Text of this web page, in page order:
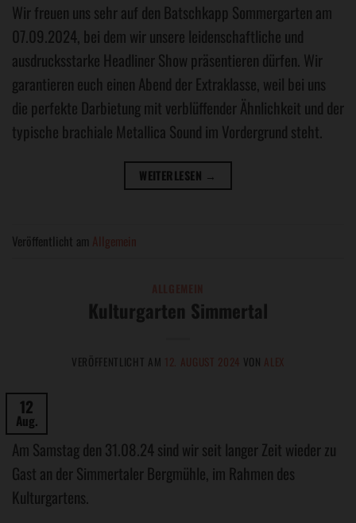
Wir freuen uns sehr auf den Batschkapp Sommergarten am
07.09.2024, bei dem wir unsere leidenschaftliche und
ausdrucksstarke Headliner Show präsentieren dürfen. Wir
garantieren euch einen Abend der Extraklasse, weil bei uns
die perfekte Darbietung mit verblüffender Ähnlichkeit und der
typische brachiale Metallica Sound im Vordergrund steht.
WEITERLESEN →
Veröffentlicht am Allgemein
Kulturgarten Simmertal
VERÖFFENTLICHT AM 12. AUGUST 2024 VON ALEX
12
Aug.
Am Samstag den 31.08.24 sind wir seit langer Zeit wieder zu
Gast an der Simmertaler Bergmühle, im Rahmen des
Kulturgartens.